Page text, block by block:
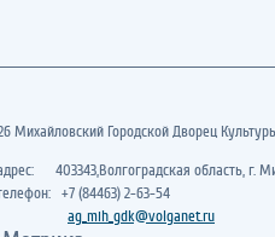
Михайловский Городской Дворец
403343,Волгоградская область, г.
+7 (84463) 2-63-54
ag_mih_gdk@volganet.ru